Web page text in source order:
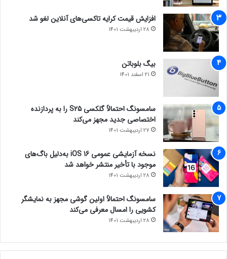
افزایش قیمت کرایه تاکسی‌های آنلاین لغو شد
28 اردیبهشت 1401
بیگ بلوباتن
21 اسفند 1401
سامسونگ احتمالاً گلکسی S25 را به پردازنده
اختصاصی جدید مجهز می‌کند
27 اردیبهشت 1401
نسخه آزمایشی عمومی iOS 16 به‌دلیل باگ‌های
موجود با تأخیر منتشر خواهد شد
28 اردیبهشت 1401
سامسونگ احتمالاً اولین گوشی مجهز به نمایشگر
کشویی را امسال معرفی می‌کند
28 اردیبهشت 1401